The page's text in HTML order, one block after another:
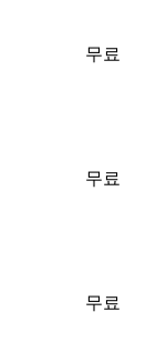
무료
무료
무료